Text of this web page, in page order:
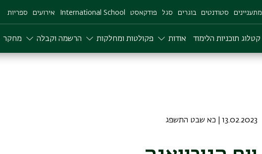
מתעניינים סטודנטים בוגרים סגל פודקאסט International School אירועים ספריות
קטלוג תוכניות הלימוד אודות פקולטות ומחלקות הרשמה וקבלה מחקר
13.02.2023 | כא שבט התשפג